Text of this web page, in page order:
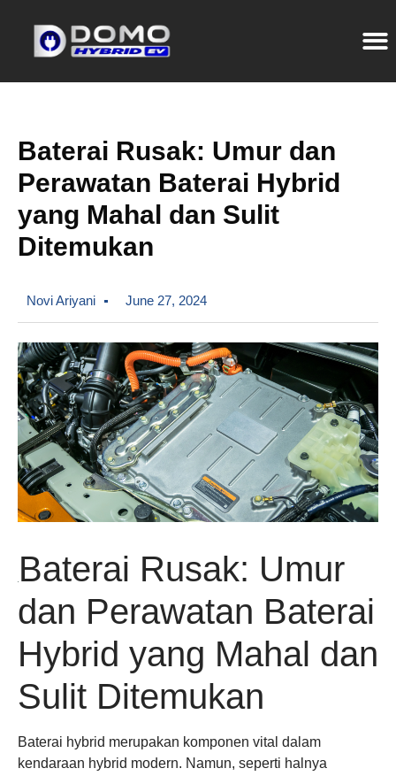
Baterai Rusak: Umur dan
Perawatan Baterai Hybrid
yang Mahal dan Sulit
Ditemukan
Novi Ariyani June 27, 2024
Baterai Rusak: Umur
dan Perawatan Baterai
Hybrid yang Mahal dan
Sulit Ditemukan
Baterai hybrid merupakan komponen vital dalam
kendaraan hybrid modern. Namun, seperti halnya